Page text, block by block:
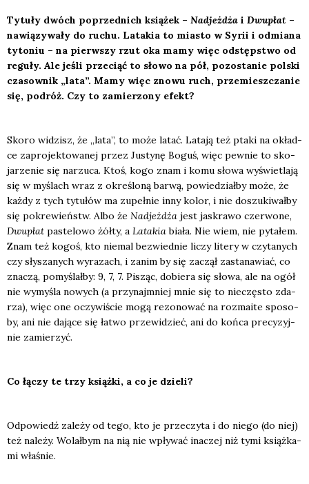
Tytu­ły dwóch poprzed­nich ksią­żek – Nad­jeż­dża i Dwu­płat –
nawią­zy­wa­ły do ruchu. Lata­kia to mia­sto w Syrii i odmia­na
tyto­niu – na pierw­szy rzut oka mamy więc odstęp­stwo od
regu­ły. Ale jeśli prze­ciąć to sło­wo na pół, pozo­sta­nie pol­ski
cza­sow­nik „lata”. Mamy więc zno­wu ruch, prze­miesz­cza­nie
się, podróż. Czy to zamie­rzo­ny efekt?
Sko­ro widzisz, że „lata”, to może latać. Lata­ją też pta­ki na okład­
ce zapro­jek­to­wa­nej przez Justy­nę Boguś, więc pew­nie to sko­
ja­rze­nie się narzu­ca. Ktoś, kogo znam i komu sło­wa wyświe­tla­ją
się w myślach wraz z okre­ślo­ną bar­wą, powie­dział­by może, że
każ­dy z tych tytu­łów ma zupeł­nie inny kolor, i nie doszu­ki­wał­by
się pokre­wieństw. Albo że Nad­jeż­dża jest jaskra­wo czer­wo­ne,
Dwu­płat paste­lo­wo żół­ty, a Lata­kiabia­ła. Nie wiem, nie pyta­łem.
Znam też kogoś, kto nie­mal bez­wied­nie liczy lite­ry w czy­ta­nych
czy sły­sza­nych wyra­zach, i zanim by się zaczął zasta­na­wiać, co
zna­czą, pomy­ślał­by: 9, 7, 7. Pisząc, dobie­ra się sło­wa, ale na ogół
nie wymy­śla nowych (a przy­naj­mniej mnie się to nie­czę­sto zda­
rza), więc one oczy­wi­ście mogą rezo­no­wać na roz­ma­ite spo­so­
by, ani nie dają­ce się łatwo prze­wi­dzieć, ani do koń­ca pre­cy­zyj­
nie zamie­rzyć.
Co łączy te trzy książ­ki, a co je dzie­li?
Odpo­wiedź zale­ży od tego, kto je prze­czy­ta i do nie­go (do niej)
też nale­ży. Wolał­bym na nią nie wpły­wać ina­czej niż tymi książ­ka­
mi wła­śnie.